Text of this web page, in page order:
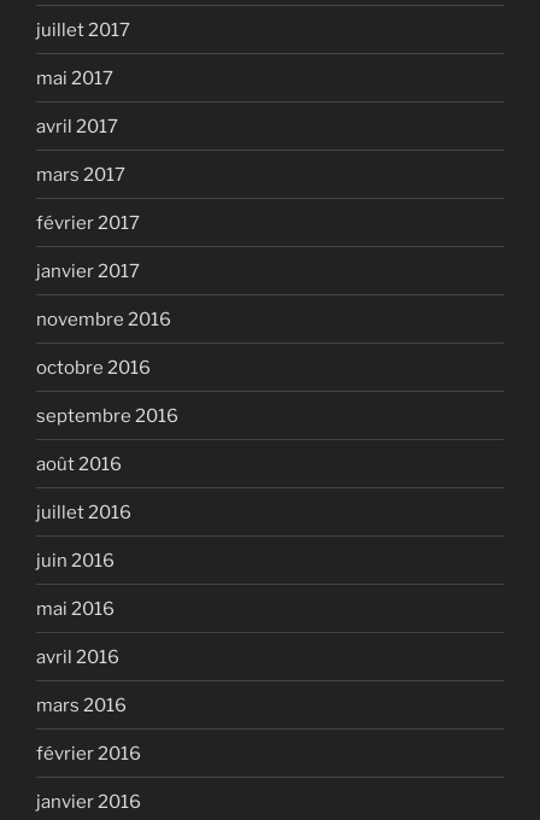
juillet 2017
mai 2017
avril 2017
mars 2017
février 2017
janvier 2017
novembre 2016
octobre 2016
septembre 2016
août 2016
juillet 2016
juin 2016
mai 2016
avril 2016
mars 2016
février 2016
janvier 2016